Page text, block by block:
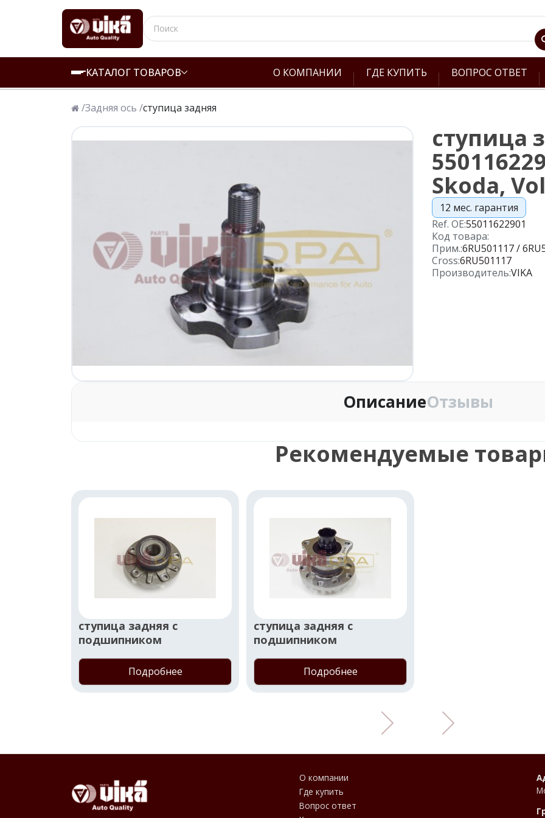
КАТАЛОГ ТОВАРОВ О КОМПАНИИ ГДЕ КУПИТЬ ВОПРОС ОТВЕТ
/Задняя ось /ступица задняя
ступица
Skoda,
12 мес. гарантия
Ref. OE:55011622901
Код товара:
Прим.:6RU501117 /
Cross:6RU501117
Производитель:VIKA
ОписаниеОтзывы
Рекомендуемые
ступица задняя с
подшипником
Подробнее
ступица задняя с
подшипником
Подробнее
О компании
Где купить
Вопрос ответ